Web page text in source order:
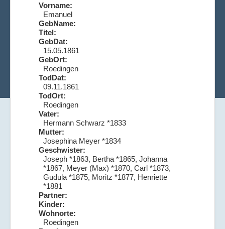
Vorname:
Emanuel
GebName:
Titel:
GebDat:
15.05.1861
GebOrt:
Roedingen
TodDat:
09.11.1861
TodOrt:
Roedingen
Vater:
Hermann Schwarz *1833
Mutter:
Josephina Meyer *1834
Geschwister:
Joseph *1863, Bertha *1865, Johanna
*1867, Meyer (Max) *1870, Carl *1873,
Gudula *1875, Moritz *1877, Henriette
*1881
Partner:
Kinder:
Wohnorte:
Roedingen